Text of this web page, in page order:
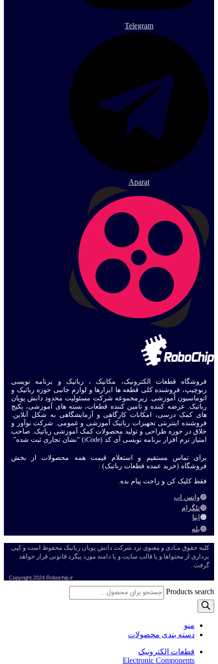
Telegram
Aparat
فروشگاه قطعات الکترونیک، مکانیک ، رباتیک و برنامه نویسی
ربوچیپ، فروشنده کلی قطعه ها ابزارها و لوازم جانبی حوزه رباتیک و
اتوماسیون آموزشی. زیرمجموعه شرکت مسئولیت محدود دانش پویان
رباتیک. عرضه کننده و تامین کننده قطعات، بسته های آموزشی، پکیج
های کمک درسی، امکانات کارگاهی و آزمایشگاهی به شکل آنلاین.
فروشنده اینترنتی تجهیزات رباتیک آموزشی و عمومی. شرکت نوآور و
خلاق در حوزه طراحی و تولید محصولات کمک آموزشی رباتیک. صاحب
امتیاز نرم افزار برنامه نویسی آی کد (iCode) “نشان تجاری ثبت شده”
برای تماس مستقیم و استعلام قیمت همه محصولات از بخش
فروشگاه (خرید عمده قطعات رباتیک) :
فقط کلیک کن و راحت پیام بده.
🟢واتس اپ
🔵تلگرام
🟠ایتا
🟣بله
کلیه حقوق مـادی و معنوی نزد شرکت دانش پویان رباتیک محفوظ است و کپی
برداری از محتواها و یا قالب سایت و یا دامنه مورد پیگرد قانونی قرار خواهد
گرفت .
Copyright 2024 Robochip.ir
Products search
منو
دسته بندی محصولات
قطعات الکترونیک
Electronic Components